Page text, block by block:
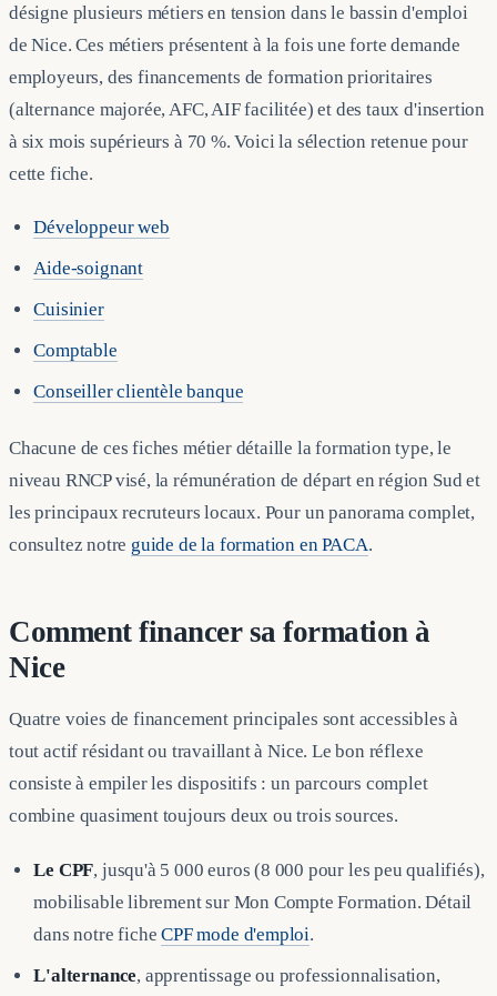
désigne plusieurs métiers en tension dans le bassin d'emploi
de Nice. Ces métiers présentent à la fois une forte demande
employeurs, des financements de formation prioritaires
(alternance majorée, AFC, AIF facilitée) et des taux d'insertion
à six mois supérieurs à 70 %. Voici la sélection retenue pour
cette fiche.
Développeur web
Aide-soignant
Cuisinier
Comptable
Conseiller clientèle banque
Chacune de ces fiches métier détaille la formation type, le
niveau RNCP visé, la rémunération de départ en région Sud et
les principaux recruteurs locaux. Pour un panorama complet,
consultez notre guide de la formation en PACA.
Comment financer sa formation à
Nice
Quatre voies de financement principales sont accessibles à
tout actif résidant ou travaillant à Nice. Le bon réflexe
consiste à empiler les dispositifs : un parcours complet
combine quasiment toujours deux ou trois sources.
Le CPF, jusqu'à 5 000 euros (8 000 pour les peu qualifiés),
mobilisable librement sur Mon Compte Formation. Détail
dans notre ficheCPF mode d'emploi.
L'alternance, apprentissage ou professionnalisation,